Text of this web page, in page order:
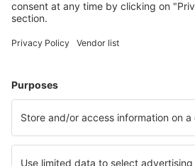
Murcia
Palma de Mallorca Airport (PMI)
Santander Parayas (SDR)
Vigo Peinador (VGO)
Barcelona